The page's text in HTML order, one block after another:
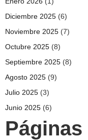
Diciembre 2025 (6)
Noviembre 2025 (7)
Octubre 2025 (8)
Septiembre 2025 (8)
Agosto 2025 (9)
Julio 2025 (3)
Junio 2025 (6)
Páginas